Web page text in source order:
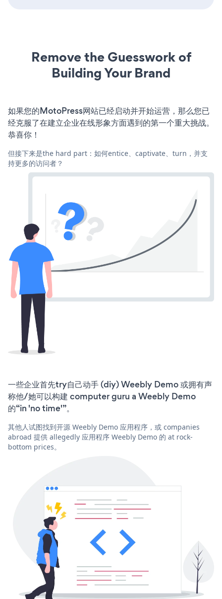
Remove the Guesswork of
Building Your Brand
如果您的MotoPress网站已经启动并开始运营，那么您已
经克服了在建立企业在线形象方面遇到的第一个重大挑战。
恭喜你！
但接下来是the hard part：如何entice、captivate、turn，并支
持更多的访问者？
一些企业首先try自己动手 (diy) Weebly Demo 或拥有声
称他/她可以构建 computer guru a Weebly Demo
的“in 'no time'”。
其他人试图找到开源 Weebly Demo 应用程序，或 companies
abroad 提供 allegedly 应用程序 Weebly Demo 的 at rock-
bottom prices。